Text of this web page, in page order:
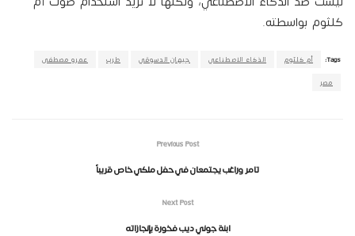
كلثوم بواسطته.
Tags: أم كلثوم الذكاء الاصطناعي جيهان الدسوقي طرب عمرو مصطفى
مصر
Previous Post
تامر وراغب يجتمعان في حفل ملكي خاص قريباً
Next Post
ابنة جوني ديب فخورة بإنجازاته